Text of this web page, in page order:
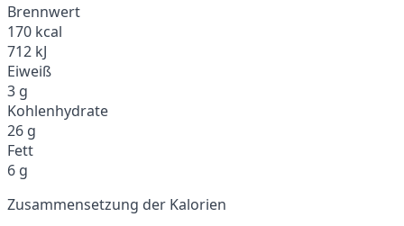
Brennwert
170 kcal
712 kJ
Eiweiß
3 g
Kohlenhydrate
26 g
Fett
6 g
Zusammensetzung der Kalorien